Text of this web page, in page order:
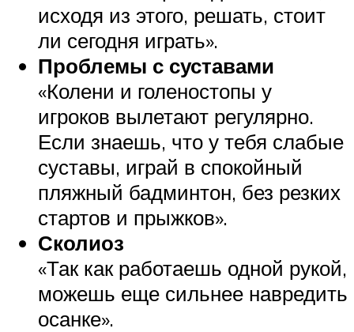
исходя из этого, решать, стоит
ли сегодня играть».
Проблемы с суставами
«Колени и голеностопы у
игроков вылетают регулярно.
Если знаешь, что у тебя слабые
суставы, играй в спокойный
пляжный бадминтон, без резких
стартов и прыжков».
Сколиоз
«Так как работаешь одной рукой,
можешь еще сильнее навредить
осанке».